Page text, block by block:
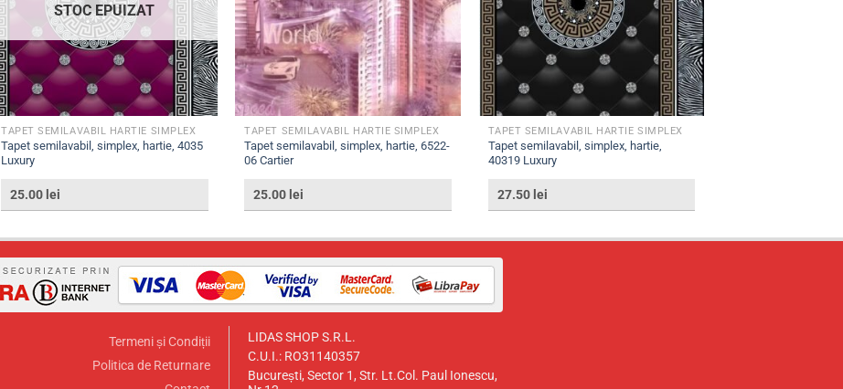
STOC EPUIZAT
TAPET SEMILAVABIL HARTIE SIMPLEX
Tapet semilavabil, simplex, hartie, 4035
Luxury
25.00 lei
TAPET SEMILAVABIL HARTIE SIMPLEX
Tapet semilavabil, simplex, hartie, 6522-
06 Cartier
25.00 lei
TAPET SEMILAVABIL HARTIE SIMPLEX
Tapet semilavabil, simplex, hartie,
40319 Luxury
27.50 lei
Termeni și Condiții
Politica de Returnare
LIDAS SHOP S.R.L.
C.U.I.: RO31140357
București, Sector 1, Str. Lt.Col. Paul Ionescu,